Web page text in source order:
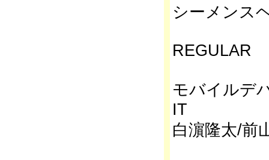
シーメンス
REGULAR
モバイルデ
IT
白濵隆太/